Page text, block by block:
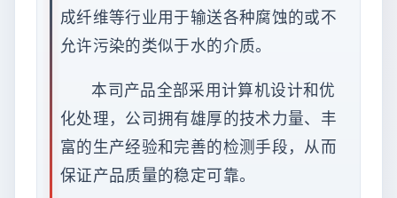
成纤维等行业用于输送各种腐蚀的或不
允许污染的类似于水的介质。
本司产品全部采用计算机设计和优
化处理，公司拥有雄厚的技术力量、丰
富的生产经验和完善的检测手段，从而
保证产品质量的稳定可靠。